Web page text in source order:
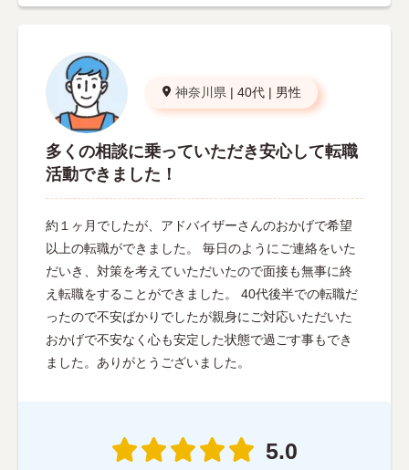
神奈川県 | 40代 | 男性
多くの相談に乗っていただき安心して転職
活動できました！
約１ヶ月でしたが、アドバイザーさんのおかげで希望
以上の転職ができました。 毎日のようにご連絡をいた
だいき、対策を考えていただいたので面接も無事に終
え転職をすることができました。 40代後半での転職だ
ったので不安ばかりでしたが親身にご対応いただいた
おかげで不安なく心も安定した状態で過ごす事もでき
ました。ありがとうございました。
5.0